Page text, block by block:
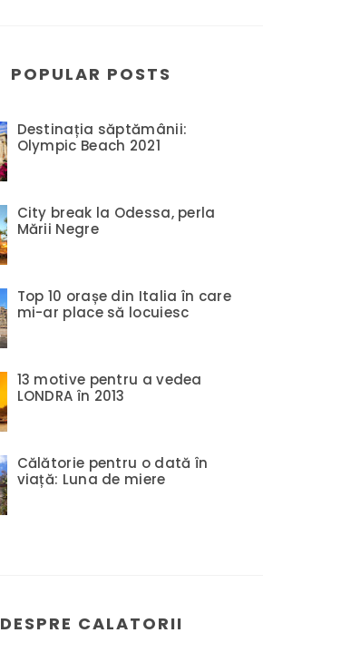
POPULAR POSTS
Destinația săptămânii:
Olympic Beach 2021
City break la Odessa, perla
Mării Negre
Top 10 orașe din Italia în care
mi-ar place să locuiesc
13 motive pentru a vedea
LONDRA în 2013
Călătorie pentru o dată în
viață: Luna de miere
DESPRE CALATORII